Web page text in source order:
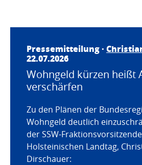
Pressemitteilung ·
22.07.2026
Wohngeld kürzen heißt
verschärfen
Zu den Plänen der
Wohngeld deutlich
der SSW-
Holsteinischen Landtag,
Dirschauer: